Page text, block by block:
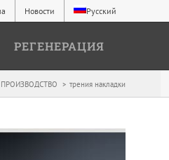
Новости Русский
РЕГЕНЕРАЦИЯ
ПРОИЗВОДСТВО трения накладки